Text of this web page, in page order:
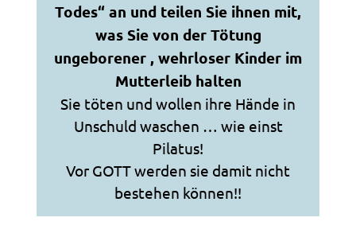
Todes“ an und teilen Sie ihnen mit,
was Sie von der Tötung
ungeborener , wehrloser Kinder im
Mutterleib halten
Sie töten und wollen ihre Hände in
Unschuld waschen … wie einst
Pilatus!
Vor GOTT werden sie damit nicht
bestehen können!!